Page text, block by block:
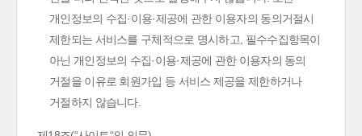
개인정보의 수집·이용·제공에 관한 이용자의 동의거절시
제한되는 서비스를 구체적으로 명시하고, 필수수집항목이
아닌 개인정보의 수집·이용·제공에 관한 이용자의 동의
거절을 이유로 회원가입 등 서비스 제공을 제한하거나
거절하지 않습니다.